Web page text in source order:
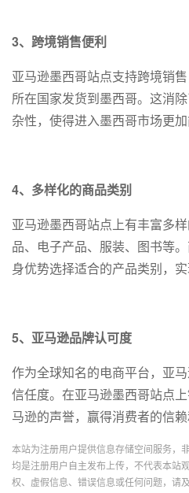
3、跨境销售便利
亚马逊墨西哥站点支持跨境销
所在国家发货到墨西哥。这消
杂性，使得进入墨西哥市场更加
4、多样化的商品类别
亚马逊墨西哥站点上有丰富多
品、电子产品、服装、图书等
身优势选择适合的产品类别，实
5、亚马逊品牌认可度
作为全球知名的电商平台，亚
信任度。在亚马逊墨西哥站点
马逊的声誉，赢得消费者的信赖
本站为注册用户提供信息存储空间服务，
均是注册用户自主发布上传，不代表本站
权、虚假信息、错误信息或任何问题，请